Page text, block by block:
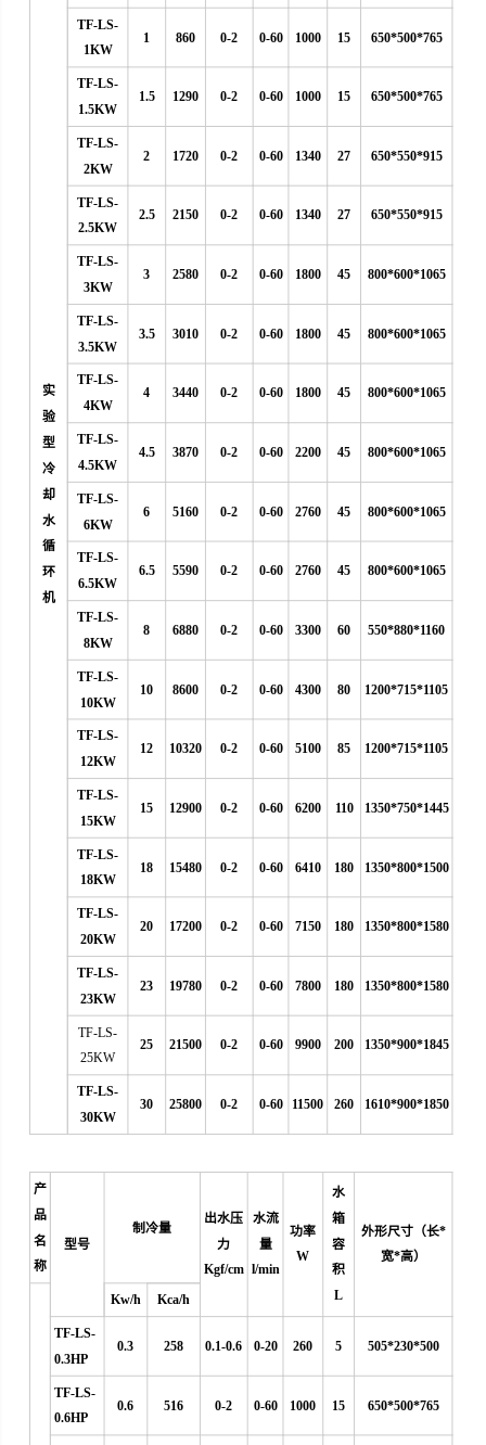
实
验
型
冷
却
水
循
环
机
TF-LS-
1KW
1 860 0-2 0-60 1000 15 650*500*765
TF-LS-
1.5KW
1.5 1290 0-2 0-60 1000 15 650*500*765
TF-LS-
2KW
2 1720 0-2 0-60 1340 27 650*550*915
TF-LS-
2.5KW
2.5 2150 0-2 0-60 1340 27 650*550*915
TF-LS-
3KW
3 2580 0-2 0-60 1800 45 800*600*1065
TF-LS-
3.5KW
3.5 3010 0-2 0-60 1800 45 800*600*1065
TF-LS-
4KW
4 3440 0-2 0-60 1800 45 800*600*1065
TF-LS-
4.5KW
4.5 3870 0-2 0-60 2200 45 800*600*1065
TF-LS-
6KW
6 5160 0-2 0-60 2760 45 800*600*1065
TF-LS-
6.5KW
6.5 5590 0-2 0-60 2760 45 800*600*1065
TF-LS-
8KW
8 6880 0-2 0-60 3300 60 550*880*1160
TF-LS-
10KW
10 8600 0-2 0-60 4300 80 1200*715*1105
TF-LS-
12KW
12 10320 0-2 0-60 5100 85 1200*715*1105
TF-LS-
15KW
15 12900 0-2 0-60 6200 110 1350*750*1445
TF-LS-
18KW
18 15480 0-2 0-60 6410 180 1350*800*1500
TF-LS-
20KW
20 17200 0-2 0-60 7150 180 1350*800*1580
TF-LS-
23KW
23 19780 0-2 0-60 7800 180 1350*800*1580
TF-LS-
25KW
25 21500 0-2 0-60 9900 200 1350*900*1845
TF-LS-
30KW
30 25800 0-2 0-60 11500 260 1610*900*1850
产
品
名
称
型号
制冷量
出水压
力
Kgf/cm
水流
量
l/min
功率
W
水
箱
容
积
L
外形尺寸（长*
宽*高）
Kw/h Kca/h
TF-LS-
0.3HP
0.3 258 0.1-0.6 0-20 260 5 505*230*500
TF-LS-
0.6HP
0.6 516 0-2 0-60 1000 15 650*500*765